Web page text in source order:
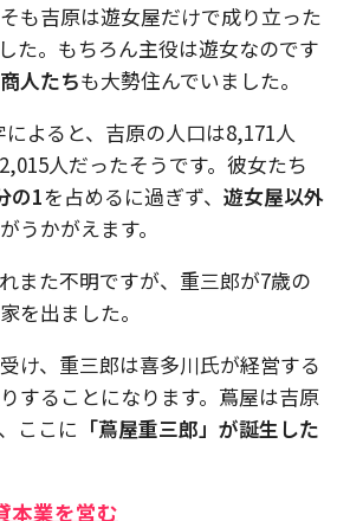
も吉原は遊女屋だけで成り立った
た。もちろん主役は遊女なのです
人たちも大勢住んでいました。
よると、吉原の人口は8,171人
人だったそうです。彼女たち
の1を占めるに過ぎず、 遊女屋以外
うかがえます。
また不明ですが、重三郎が7歳の
を出ました。
け、重三郎は喜多川氏が経営する
することになります。蔦屋は吉原
ここに 「蔦屋重三郎」が誕生した
本業を営む